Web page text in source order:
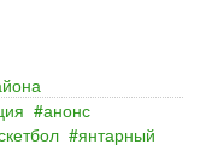
анонс
янтарный